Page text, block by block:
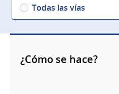
Todas las vías
¿Cómo se hace?